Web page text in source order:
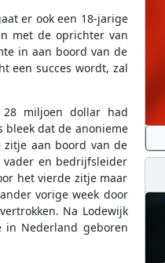
er ook een 18-jarige
met de oprichter van
in aan boord van de
een succes wordt, zal
miljoen dollar had
bleek dat de anonieme
aan boord van de
vader en bedrijfsleider
het vierde zitje maar
vorige week door
Na Lodewijk
in Nederland geboren